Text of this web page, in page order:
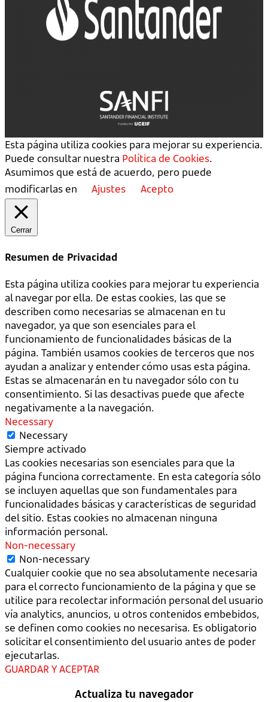
Esta página utiliza cookies para mejorar su experiencia.
Puede consultar nuestra Política de Cookies.
Asumimos que está de acuerdo, pero puede
modificarlas en
Ajustes Acepto
Cerrar
Resumen de Privacidad
Esta página utiliza cookies para mejorar tu experiencia
al navegar por ella. De estas cookies, las que se
describen como necesarias se almacenan en tu
navegador, ya que son esenciales para el
funcionamiento de funcionalidades básicas de la
página. También usamos cookies de terceros que nos
ayudan a analizar y entender cómo usas esta página.
Estas se almacenarán en tu navegador sólo con tu
consentimiento. Si las desactivas puede que afecte
negativamente a la navegación.
Necessary
Necessary
Siempre activado
Las cookies necesarias son esenciales para que la
página funciona correctamente. En esta categoría sólo
se incluyen aquellas que son fundamentales para
funcionalidades básicas y características de seguridad
del sitio. Estas cookies no almacenan ninguna
información personal.
Non-necessary
Non-necessary
Cualquier cookie que no sea absolutamente necesaria
para el correcto funcionamiento de la página y que se
utilice para recolectar información personal del usuario
vía analytics, anuncios, u otros contenidos embebidos,
se definen como cookies no necesarisa. Es obligatorio
solicitar el consentimiento del usuario antes de poder
ejecutarlas.
GUARDAR Y ACEPTAR
Actualiza tu navegador